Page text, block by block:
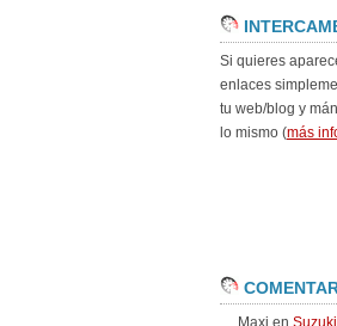
Si quieres
enlaces
tu web/blog y
lo mismo (más
Maxi en